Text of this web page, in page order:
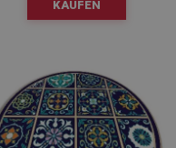
KAUFEN